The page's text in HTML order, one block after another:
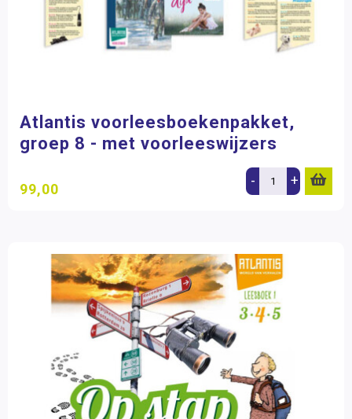
Atlantis voorleesboekenpakket,
groep 8 - met voorleeswijzers
99,00 - +